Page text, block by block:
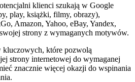
klienci szukają w Google
play, książki, filmy, obrazy),
Amazon, Yahoo, eBay, Yandex,
strony z wymaganych motywów.
kluczowych, które pozwolą
strony internetowej do wymaganej
znacznie więcej okazji do wspinania